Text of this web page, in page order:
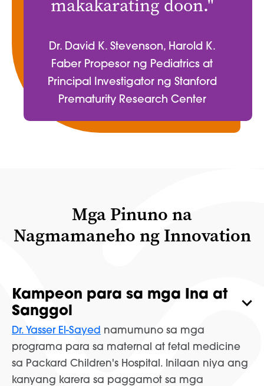
makakarating doon."
Dr. David K. Stevenson, Harold K.
Faber Propesor ng Pediatrics at
Principal Investigator ng Stanford
Prematurity Research Center
Mga Pinuno na
Nagmamaneho ng Innovation
Kampeon para sa mga Ina at
Sanggol
Dr. Yasser El-Sayed namumuno sa mga
programa para sa maternal at fetal medicine
sa Packard Children's Hospital. Inilaan niya ang
kanyang karera sa paggamot sa mga